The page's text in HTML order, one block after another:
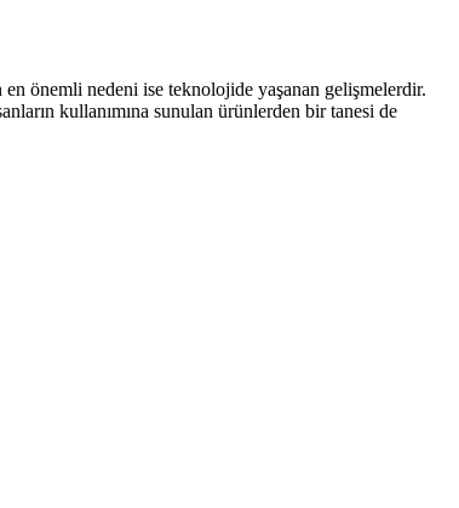
önemli nedeni ise teknolojide yaşanan gelişmelerdir.
kullanımına sunulan ürünlerden bir tanesi de